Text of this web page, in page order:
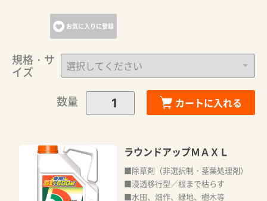
お気に入りに登録
規格・サ
イズ
数量
カートに入れる
ラウンドアップＭＡＸＬ
■除草剤（非選択制・茎葉処理剤）
■浸透移行型／根まで枯らす
■水田、畑作、緑地、樹木等